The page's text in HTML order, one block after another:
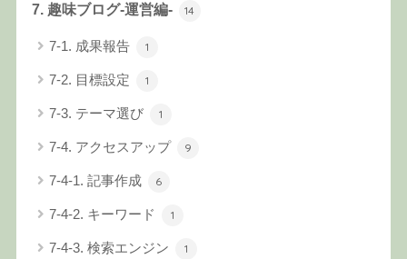
7. 趣味ブログ-運営編- 14
7-1. 成果報告 1
7-2. 目標設定 1
7-3. テーマ選び 1
7-4. アクセスアップ 9
7-4-1. 記事作成 6
7-4-2. キーワード 1
7-4-3. 検索エンジン 1